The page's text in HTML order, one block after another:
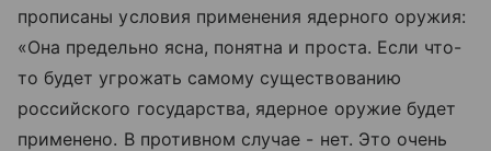
прописаны условия применения ядерного оружия:
«Она предельно ясна, понятна и проста. Если что-
то будет угрожать самому существованию
российского государства, ядерное оружие будет
применено. В противном случае - нет. Это очень